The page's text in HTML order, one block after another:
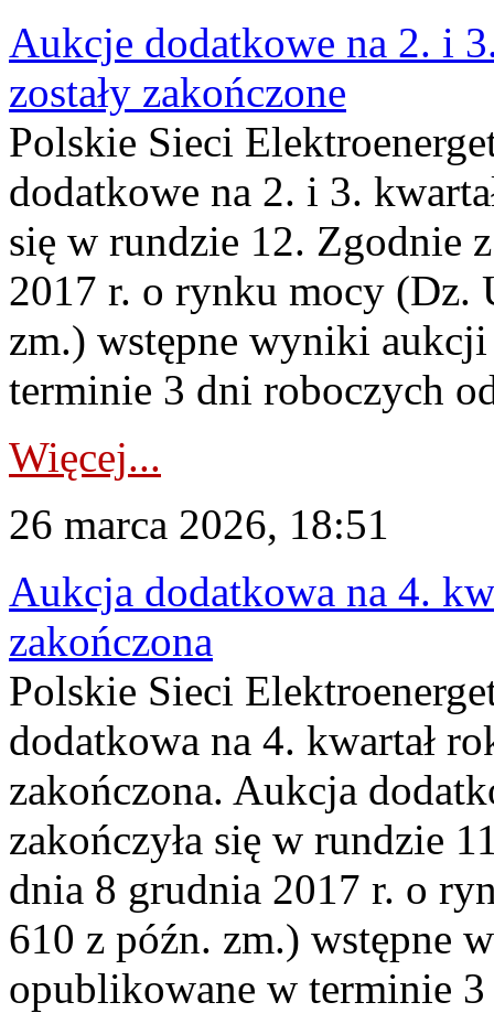
Aukcje dodatkowe na 2. i
zostały zakończone
Polskie Sieci
dodatkowe na 2. i 3.
się w rundzie 12. Zgodnie
2017 r. o rynku mocy (Dz.
zm.) wstępne wyniki
terminie 3 dni roboczych
Więcej...
26 marca 2026, 18:51
Aukcja dodatkowa na 4.
zakończona
Polskie Sieci
dodatkowa na 4. kwartał
zakończona. Aukcja
zakończyła się w rundzie
dnia 8 grudnia 2017 r. o
610 z późn. zm.) wstępne
opublikowane w terminie